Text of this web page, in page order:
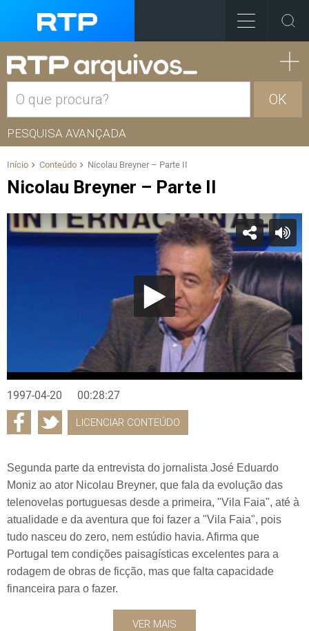
OK
PESQUISA AVANÇADA
Início Conteúdo Nicolau Breyner – Parte II
Nicolau Breyner – Parte II
1997-04-20 00:28:27
LICENCIAR CONTEÚDO
Segunda parte da entrevista do jornalista José Eduardo
Moniz ao ator Nicolau Breyner, que fala da evolução das
telenovelas portuguesas desde a primeira, "Vila Faia", até à
atualidade e da aventura que foi fazer a "Vila Faia", pois
tudo nasceu do zero, nem estúdio havia. Afirma que
Portugal tem condições paisagísticas excelentes para a
rodagem de obras de ficção, mas que falta capacidade
financeira para o fazer.
VER MAIS